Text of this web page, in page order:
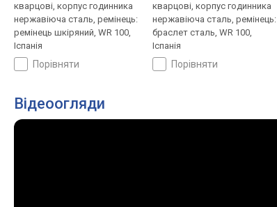
кварцові, корпус годинника
нержавіюча сталь, ремінець:
ремінець шкіряний, WR 100,
Іспанія
порівняти
кварцові, корпус годинника
нержавіюча сталь, ремінець:
браслет сталь, WR 100,
Іспанія
порівняти
Відеоогляди